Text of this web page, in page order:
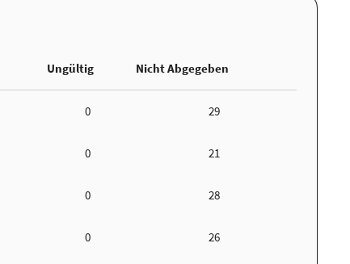
Ungültig Nicht Abgegeben
0 29
0 21
0 28
0 26